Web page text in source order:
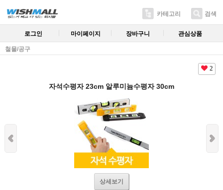
카테고리 검색
로그인 마이페이지 장바구니 관심상품
철물/공구
2
자석수평자 23cm 알루미늄수평자 30cm
상세보기